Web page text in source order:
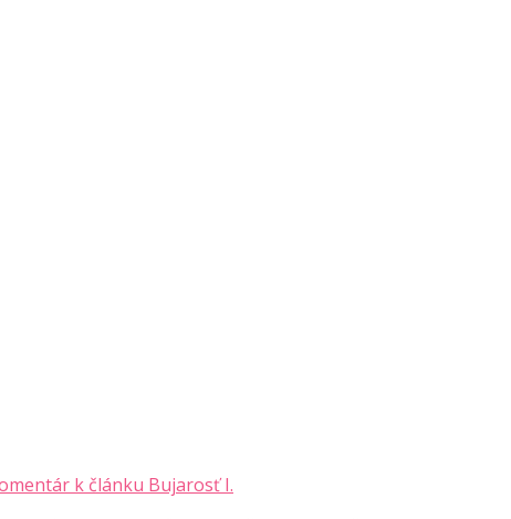
k článku Bujarosť I.